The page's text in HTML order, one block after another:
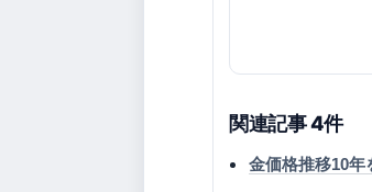
関連記事 4件
金価格推移10年